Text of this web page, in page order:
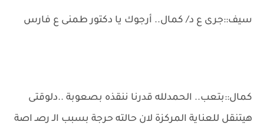
سيف::جرى ع د/ كمال.. أرجوك يا دكتور طمنى ع فارس
كمال::بتعب.. الحمدلله قدرنا ننقذه بصعوبة ..دلوقتى
هيتنقل للعناية المركزة لان حالته حرجة بسبب الـ رصـ اصة